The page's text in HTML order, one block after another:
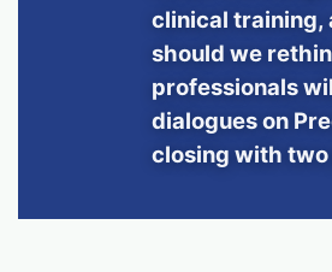
clinical training,
should we
professionals
dialogues on
closing with